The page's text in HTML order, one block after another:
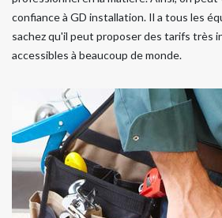
confiance à GD installation. Il a tous les
sachez qu'il peut proposer des tarifs très
accessibles à beaucoup de monde.